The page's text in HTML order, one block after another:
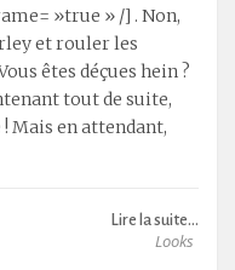
»true » /] . Non,
et rouler les
êtes déçues hein ?
tout de suite,
Mais en attendant,
Lire la suite...
Looks